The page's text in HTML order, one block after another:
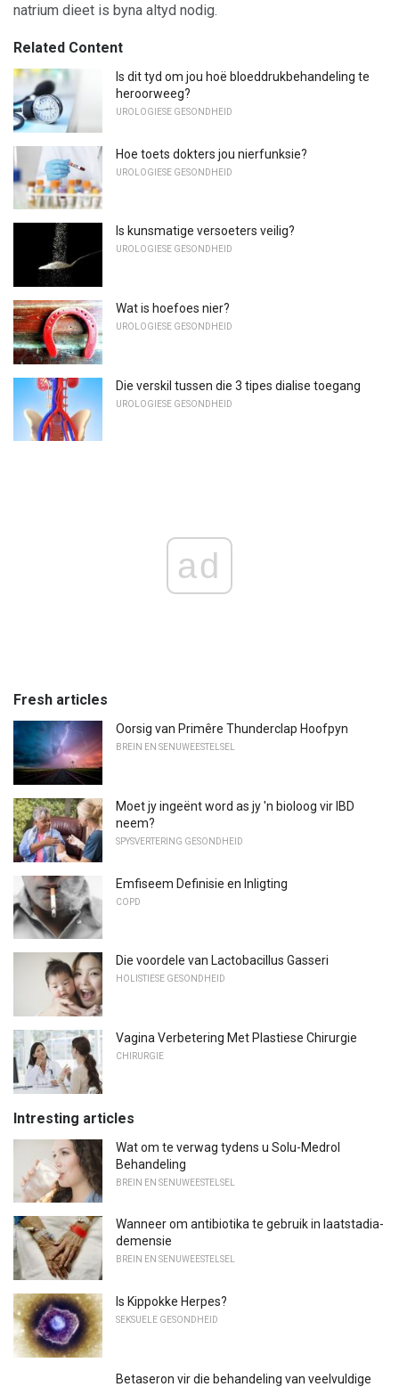
natrium dieet is byna altyd nodig.
Related Content
Is dit tyd om jou hoë bloeddrukbehandeling te
heroorweeg?
UROLOGIESE GESONDHEID
Hoe toets dokters jou nierfunksie?
UROLOGIESE GESONDHEID
Is kunsmatige versoeters veilig?
UROLOGIESE GESONDHEID
Wat is hoefoes nier?
UROLOGIESE GESONDHEID
Die verskil tussen die 3 tipes dialise toegang
UROLOGIESE GESONDHEID
ad
Fresh articles
Oorsig van Primêre Thunderclap Hoofpyn
BREIN EN SENUWEESTELSEL
Moet jy ingeënt word as jy 'n bioloog vir IBD
neem?
SPYSVERTERING GESONDHEID
Emfiseem Definisie en Inligting
COPD
Die voordele van Lactobacillus Gasseri
HOLISTIESE GESONDHEID
Vagina Verbetering Met Plastiese Chirurgie
CHIRURGIE
Intresting articles
Wat om te verwag tydens u Solu-Medrol
Behandeling
BREIN EN SENUWEESTELSEL
Wanneer om antibiotika te gebruik in laatstadia-
demensie
BREIN EN SENUWEESTELSEL
Is Kippokke Herpes?
SEKSUELE GESONDHEID
Betaseron vir die behandeling van veelvuldige